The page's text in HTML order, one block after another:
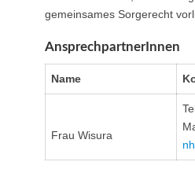
gemeinsames Sorgerecht
AnsprechpartnerInnen
Name
Frau Wisura